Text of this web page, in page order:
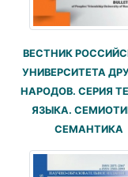
ВЕСТНИК
УНИВЕРСИТЕТА
НАРОДОВ. СЕРИЯ
ЯЗЫКА.
СЕМАНТИКА